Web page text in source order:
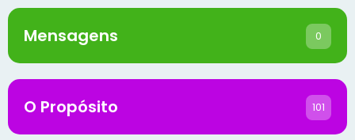
Mensagens 0
O Propósito 101